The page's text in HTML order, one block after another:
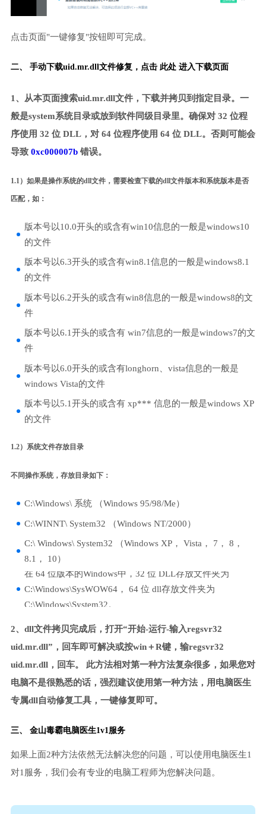
点击页面"一键修复"按钮即可完成。
二、 手动下载uid.mr.dll文件修复， 点击 此处 进入下载页面
1、从本页面搜索uid.mr.dll文件，下载并拷贝到指定目录。一
般是system系统目录或放到软件同级目录里。确保对 32 位程
序使用 32 位 DLL，对 64 位程序使用 64 位 DLL。否则可能会
导致 0xc000007b错误。
1.1）如果是操作系统的dll文件，需要检查下载的dll文件版本和系统版本是否
匹配，如：
版本号以10.0开头的或含有win10信息的一般是windows10
的文件
版本号以6.3开头的或含有win8.1信息的一般是windows8.1
的文件
版本号以6.2开头的或含有win8信息的一般是windows8的文
件
版本号以6.1开头的或含有 win7信息的一般是windows7的文
件
版本号以6.0开头的或含有longhorn、vista信息的一般是
windows Vista的文件
版本号以5.1开头的或含有 xp*** 信息的一般是windows XP
的文件
1.2）系统文件存放目录
不同操作系统，存放目录如下：
C:\Windows\ 系统 （Windows 95/98/Me）
C:\WINNT\ System32 （Windows NT/2000）
C:\ Windows\ System32 （Windows XP， Vista， 7， 8，
8.1， 10）
在 64 位版本的Windows中，32 位 DLL存放文件夹为
C:\Windows\SysWOW64， 64 位 dll存放文件夹为
C:\Windows\System32。
2、dll文件拷贝完成后，打开“开始-运行-输入regsvr32
uid.mr.dll”，回车即可解决或按win＋R键，输regsvr32
uid.mr.dll，回车。 此方法相对第一种方法复杂很多，如果您对
电脑不是很熟悉的话，强烈建议使用第一种方法，用电脑医生
专属dll自动修复工具，一键修复即可。
三、 金山毒霸电脑医生1v1服务
如果上面2种方法依然无法解决您的问题，可以使用电脑医生1
对1服务，我们会有专业的电脑工程师为您解决问题。